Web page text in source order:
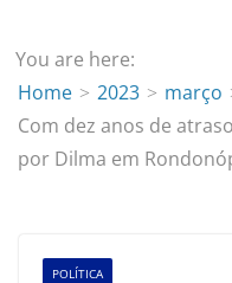
You are here:
Home
2023 março
Com dez anos de
por Dilma em
POLÍTICA